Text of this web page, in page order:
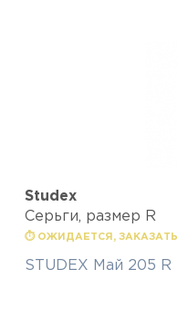
Studex
Серьги, размер R
⏱ ОЖИДАЕТСЯ, ЗАКАЗАТЬ
STUDEX Май 205 R